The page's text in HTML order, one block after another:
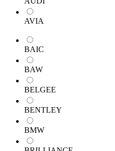
AVIA
BAIC
BAW
BELGEE
BENTLEY
BMW